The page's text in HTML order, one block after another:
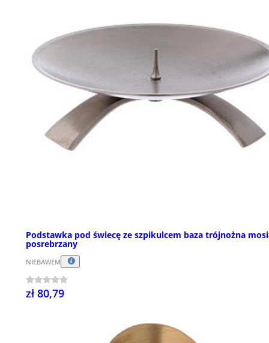
Podstawka pod świecę ze szpikulcem baza trójnożna
posrebrzany
NIEBAWEM
zł 80,79